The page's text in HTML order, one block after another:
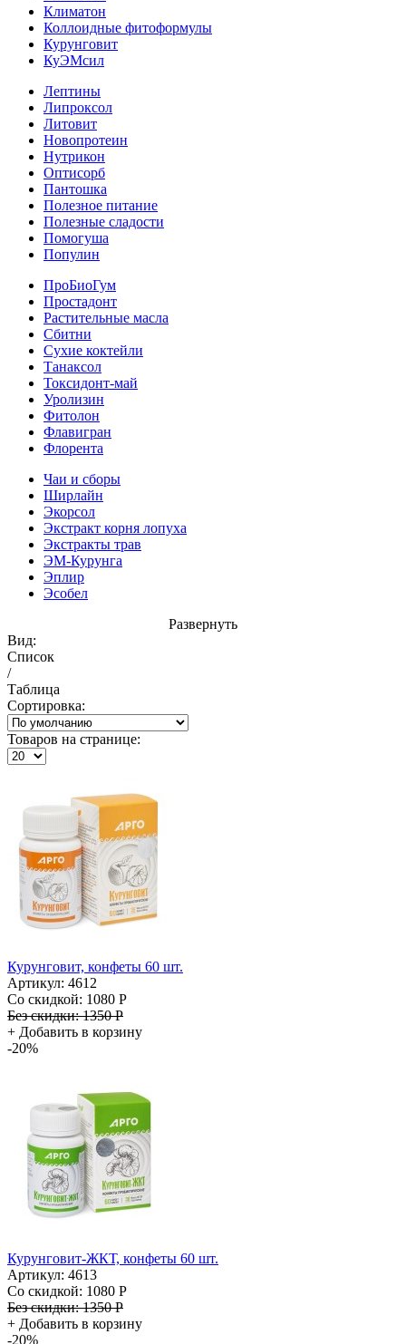
Климатон
Коллоидные фитоформулы
Курунговит
КуЭМсил
Лептины
Липроксол
Литовит
Новопротеин
Нутрикон
Оптисорб
Пантошка
Полезное питание
Полезные сладости
Помогуша
Популин
ПроБиоГум
Простадонт
Растительные масла
Сбитни
Сухие коктейли
Танаксол
Токсидонт-май
Уролизин
Фитолон
Флавигран
Флорента
Чаи и сборы
Ширлайн
Экорсол
Экстракт корня лопуха
Экстракты трав
ЭМ-Курунга
Эплир
Эсобел
Развернуть
Вид:
Список
/
Таблица
Сортировка:
Товаров на странице:
Курунговит, конфеты 60 шт.
Артикул: 4612
Со скидкой: 1080 Р
Без скидки:1350 Р
+ Добавить в корзину
-20%
Курунговит-ЖКТ, конфеты 60 шт.
Артикул: 4613
Со скидкой: 1080 Р
Без скидки:1350 Р
+ Добавить в корзину
-20%